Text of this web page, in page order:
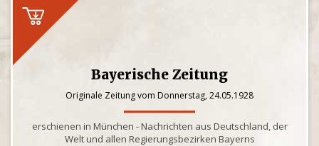
Bayerische Zeitung
Originale Zeitung vom Donnerstag, 24.05.1928
erschienen in München - Nachrichten aus Deutschland, der
Welt und allen Regierungsbezirken Bayerns